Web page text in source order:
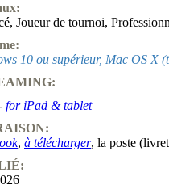
, Joueur de tournoi,
10 ou supérieur, Mac OS X
for iPad & tablet
, à télécharger, la poste